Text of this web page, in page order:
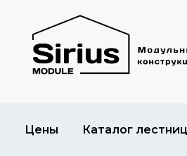
Цены Каталог лестниц